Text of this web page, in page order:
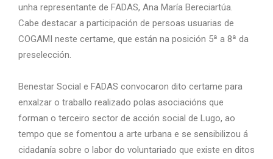
unha representante de FADAS, Ana María Bereciartúa.
Cabe destacar a participación de persoas usuarias de
COGAMI neste certame, que están na posición 5ª a 8ª da
preselección.
Benestar Social e FADAS convocaron dito certame para
enxalzar o traballo realizado polas asociacións que
forman o terceiro sector de acción social de Lugo, ao
tempo que se fomentou a arte urbana e se sensibilizou á
cidadanía sobre o labor do voluntariado que existe en ditos